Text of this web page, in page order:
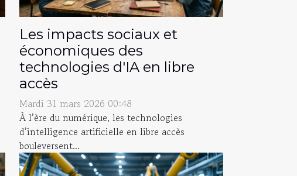
Les impacts sociaux et
économiques des
technologies d'IA en libre
accès
Mardi 31 mars 2026 00:48
À l’ère du numérique, les technologies
d’intelligence artificielle en libre accès
bouleversent...